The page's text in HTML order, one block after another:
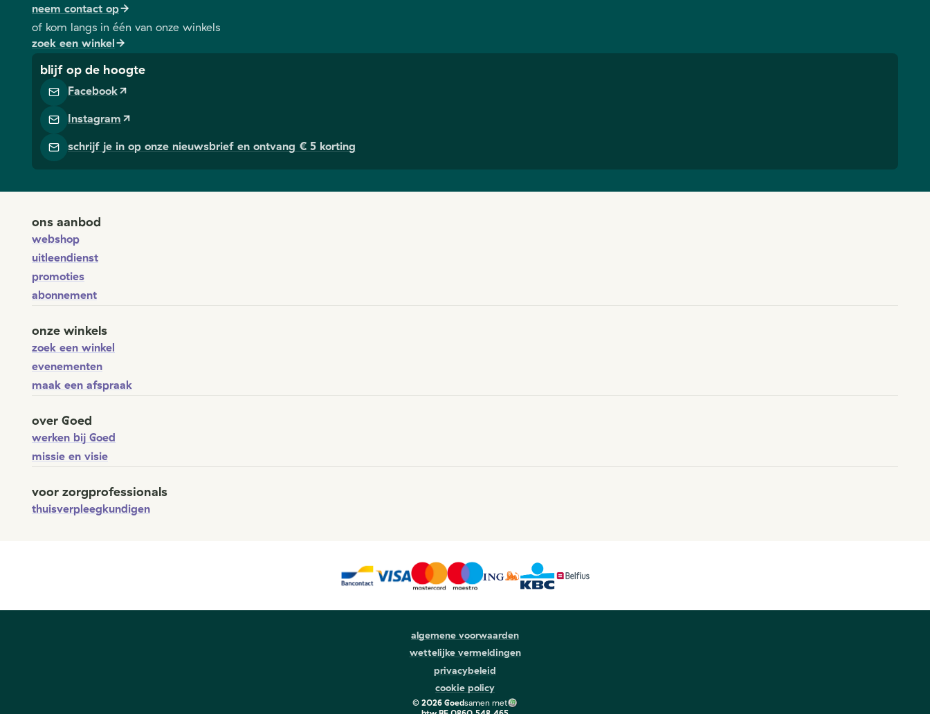
neem contact op
of kom langs in één van onze winkels
zoek een winkel
blijf op de hoogte
Facebook
Instagram
schrijf je in op onze nieuwsbrief en ontvang € 5 korting
ons aanbod
webshop
uitleendienst
promoties
abonnement
onze winkels
zoek een winkel
evenementen
maak een afspraak
over Goed
werken bij Goed
missie en visie
voor zorgprofessionals
thuisverpleegkundigen
algemene voorwaarden
wettelijke vermeldingen
privacybeleid
cookie policy
© 2026Goedsamen met